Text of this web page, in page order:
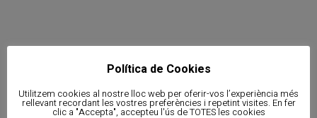
Política de Cookies
Utilitzem cookies al nostre lloc web per oferir-vos l’experiència més
rellevant recordant les vostres preferències i repetint visites. En fer
clic a "Accepta", accepteu l'ús de TOTES les cookies